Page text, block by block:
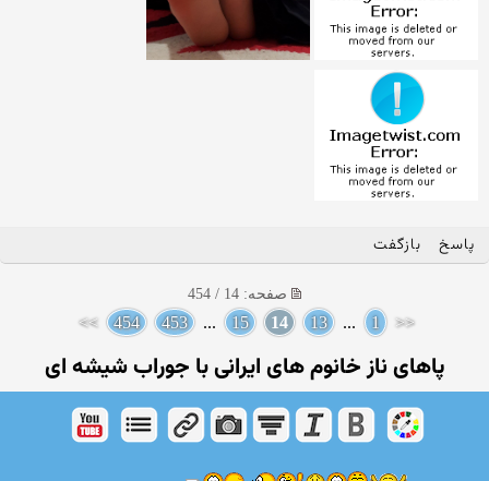
پاسخ بازگفت
صفحه: 14 / 454
<<
1
...
13
14
15
...
453
454
>>
پاهای ناز خانوم های ایرانی با جوراب شیشه ای